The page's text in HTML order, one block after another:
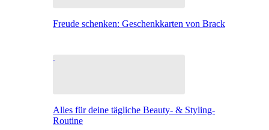
Freude schenken: Geschenkkarten von Brack
Alles für deine tägliche Beauty- & Styling-
Routine